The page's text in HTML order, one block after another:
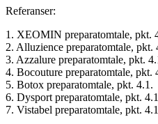
Referanser:
1. XEOMIN preparatomtale, pkt.
2. Alluzience preparatomtale, pkt.
3. Azzalure preparatomtale, pkt.
4. Bocouture preparatomtale, pkt.
5. Botox preparatomtale, pkt. 4.1.
6. Dysport preparatomtale, pkt.
7. Vistabel preparatomtale, pkt.